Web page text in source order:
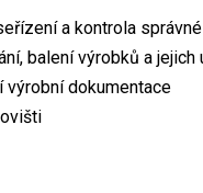
a kontrola
balení výrobků a jejich
dokumentace